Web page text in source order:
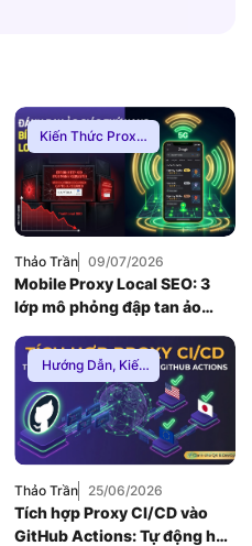
Kiến Thức Proxy,
Hướng Dẫn,Thuê
Proxy Việt Nam
Thảo Trần 09/07/2026
Mobile Proxy Local SEO: 3
lớp mô phỏng đập tan ảo
Hướng Dẫn, Kiến
Thức Proxy,Proxy
Dân Cư,Thuê
Proxy Nước Ngoài
Thảo Trần 25/06/2026
Tích hợp Proxy CI/CD vào
GitHub Actions: Tự động hóa